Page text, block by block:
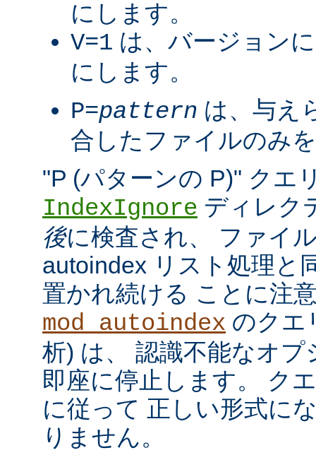
にします。
V=1 は、バージョン
にします。
P=pattern は、与え
合したファイルのみ
"P (パターンの P)" クエ
IndexIgnore ディレク
後に検査され、 ファイ
autoindex リスト処理と
置かれ続ける ことに注
mod_autoindex のクエ
析) は、 認識不能なオ
即座に停止します。 ク
に従って 正しい形式に
りません。